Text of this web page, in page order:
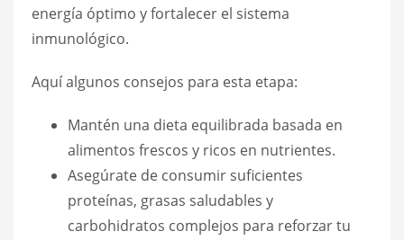
energía óptimo y fortalecer el sistema
inmunológico.
Aquí algunos consejos para esta etapa:
Mantén una dieta equilibrada basada en
alimentos frescos y ricos en nutrientes.
Asegúrate de consumir suficientes
proteínas, grasas saludables y
carbohidratos complejos para reforzar tu